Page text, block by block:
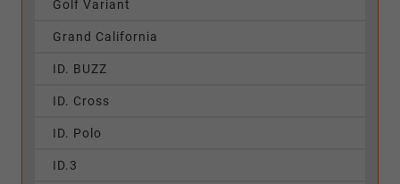
Golf Variant
Grand California
ID. BUZZ
ID. Cross
ID. Polo
ID.3